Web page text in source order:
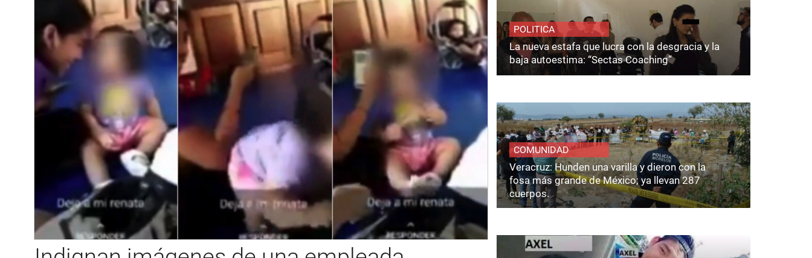
POLITICA
La nueva estafa que lucra con la desgracia y la
baja autoestima: “Sectas Coaching”
COMUNIDAD
Veracruz: Hunden una varilla y dieron con la
fosa más grande de México; ya llevan 287
cuerpos.